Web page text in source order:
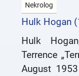
Nekrolog
Hulk Hogan
Hulk
Terrence
August